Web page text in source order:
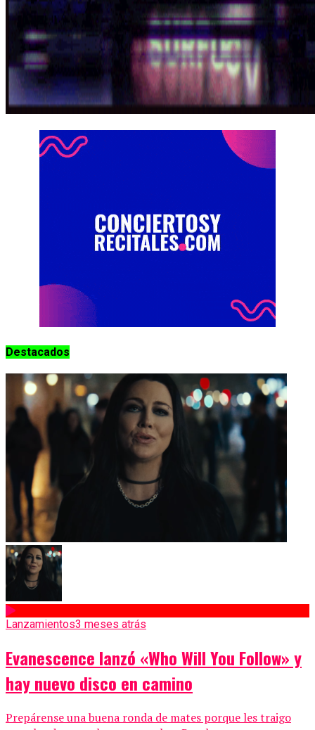
Destacados
Lanzamientos3 meses atrás
Evanescence lanzó «Who Will You Follow» y
hay nuevo disco en camino
Prepárense una buena ronda de mates porque les traigo